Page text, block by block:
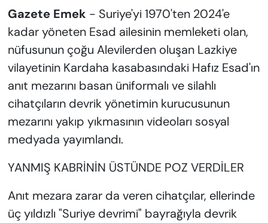
Gazete Emek - Suriye'yi 1970'ten 2024'e
kadar yöneten Esad ailesinin memleketi olan,
nüfusunun çoğu Alevilerden oluşan Lazkiye
vilayetinin Kardaha kasabasındaki Hafız Esad'ın
anıt mezarını basan üniformalı ve silahlı
cihatçıların devrik yönetimin kurucusunun
mezarını yakıp yıkmasının videoları sosyal
medyada yayımlandı.
YANMIŞ KABRİNİN ÜSTÜNDE POZ VERDİLER
Anıt mezara zarar da veren cihatçılar, ellerinde
üç yıldızlı "Suriye devrimi" bayrağıyla devrik
SİYASET
VAN VE DİYARBAKIR HABERLERİ